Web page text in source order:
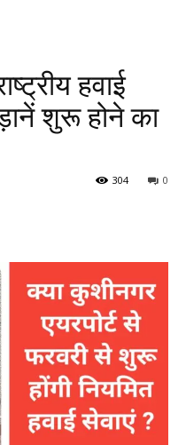
हवाई
शुरू होने का
0
304